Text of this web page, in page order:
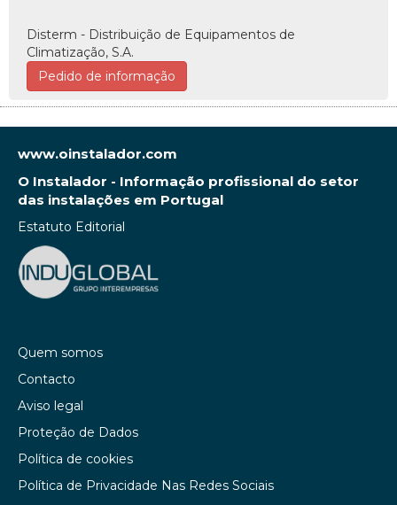
Disterm - Distribuição de Equipamentos de
Climatização, S.A.
Pedido de informação
www.oinstalador.com
O Instalador - Informação profissional do setor
das instalações em Portugal
Estatuto Editorial
Quem somos
Contacto
Aviso legal
Proteção de Dados
Política de cookies
Política de Privacidade Nas Redes Sociais